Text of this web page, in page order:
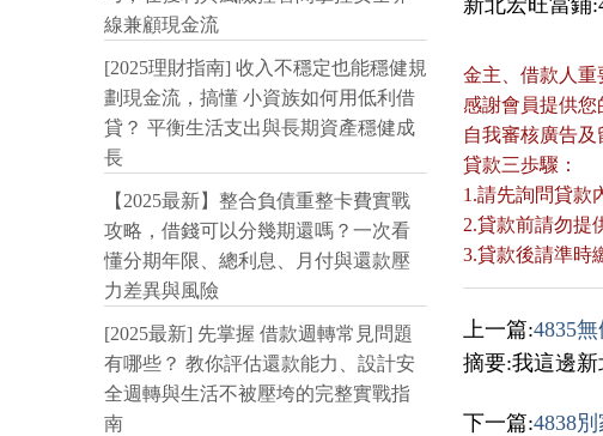
新北宏旺當鋪
金主、借款人重
感謝會員提供
自我審核廣告及
貸款三歩驟：
1.請先詢問貸款
2.貸款前請勿提
3.貸款後請準時
上一篇:4835
摘要:我這邊
下一篇:4838
線兼顧現金流
[2025理財指南] 收入不穩定也能穩健規
劃現金流，搞懂 小資族如何用低利借
貸？ 平衡生活支出與長期資產穩健成
長
【2025最新】整合負債重整卡費實戰
攻略，借錢可以分幾期還嗎？一次看
懂分期年限、總利息、月付與還款壓
力差異與風險
[2025最新] 先掌握 借款週轉常見問題
有哪些？ 教你評估還款能力、設計安
全週轉與生活不被壓垮的完整實戰指
南